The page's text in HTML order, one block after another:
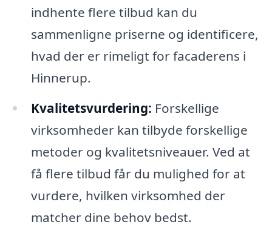
indhente flere tilbud kan du
sammenligne priserne og identificere,
hvad der er rimeligt for facaderens i
Hinnerup.
Kvalitetsvurdering: Forskellige
virksomheder kan tilbyde forskellige
metoder og kvalitetsniveauer. Ved at
få flere tilbud får du mulighed for at
vurdere, hvilken virksomhed der
matcher dine behov bedst.